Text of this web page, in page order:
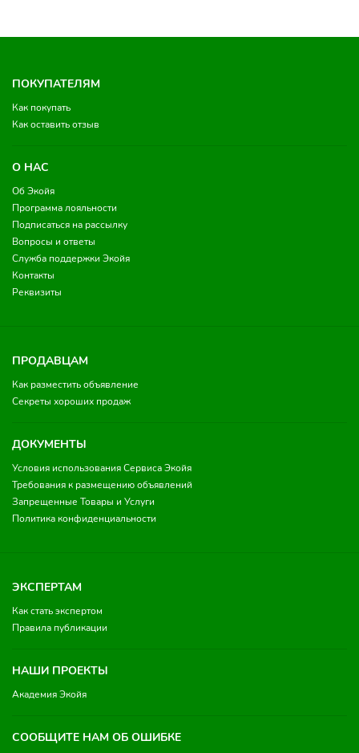
ПОКУПАТЕЛЯМ
Как покупать
Как оставить отзыв
О НАС
Об Экойя
Программа лояльности
Подписаться на рассылку
Вопросы и ответы
Служба поддержки Экойя
Контакты
Реквизиты
ПРОДАВЦАМ
Как разместить объявление
Секреты хороших продаж
ДОКУМЕНТЫ
Условия использования Сервиса Экойя
Требования к размещению объявлений
Запрещенные Товары и Услуги
Политика конфиденциальности
ЭКСПЕРТАМ
Как стать экспертом
Правила публикации
НАШИ ПРОЕКТЫ
Академия Экойя
СООБЩИТЕ НАМ ОБ ОШИБКЕ